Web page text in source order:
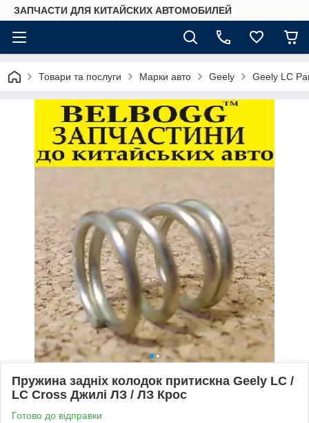
ЗАПЧАСТИ ДЛЯ КИТАЙСКИХ АВТОМОБИЛЕЙ
Товари та послуги Марки авто Geely Geely LC
Пружина задніх колодок притискна Geely LC /
LC Cross Джилі ЛЗ / ЛЗ Крос
Готово до відправки